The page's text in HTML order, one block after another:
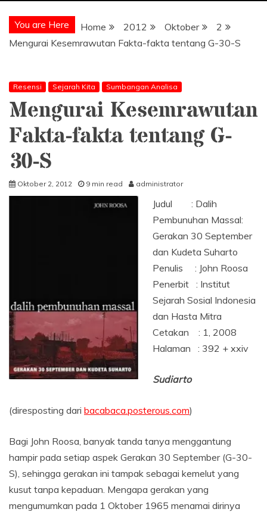
You are Here Home 2012 Oktober
2
Mengurai Kesemrawutan Fakta-fakta tentang G-30-S
Resensi Sejarah Kita Sumbangan Analisa
Mengurai Kesemrawutan
Fakta-fakta tentang G-
30-S
Oktober 2, 2012 9 min read administrator
Judul : Dalih
Pembunuhan Massal:
Gerakan 30 September
dan Kudeta Suharto
Penulis : John Roosa
Penerbit : Institut
Sejarah Sosial Indonesia
dan Hasta Mitra
Cetakan : 1, 2008
Halaman : 392 + xxiv
Sudiarto
(diresposting dari bacabaca.posterous.com)
Bagi John Roosa, banyak tanda tanya menggantung
hampir pada setiap aspek Gerakan 30 September (G-30-
S), sehingga gerakan ini tampak sebagai kemelut yang
kusut tanpa kepaduan. Mengapa gerakan yang
mengumumkan pada 1 Oktober 1965 menamai dirinya